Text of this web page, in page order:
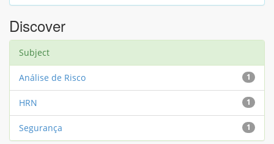
Discover
Subject
1
Análise de Risco
1
HRN
1
Segurança